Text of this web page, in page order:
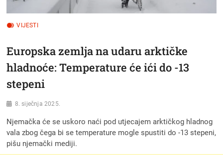
VIJESTI
Europska zemlja na udaru arktičke
hladnoće: Temperature će ići do -13
stepeni
8. siječnja 2025.
Njemačka će se uskoro naći pod utjecajem arktičkog hladnog
vala zbog čega bi se temperature mogle spustiti do -13 stepeni,
pišu njemački mediji.